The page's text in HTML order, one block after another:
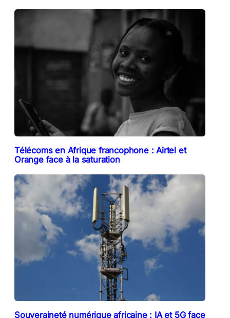
Télécoms en Afrique francophone : Airtel et
Orange face à la saturation
Souveraineté numérique africaine : IA et 5G face